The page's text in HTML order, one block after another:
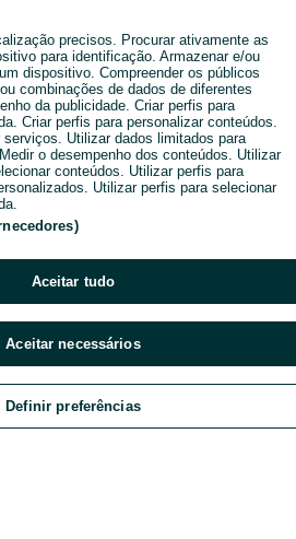
Vender Chat
precisos. Procurar ativamente as
para identificação. Armazenar e/ou
dispositivo. Compreender os públicos
combinações de dados de diferentes
da publicidade. Criar perfis para
Criar perfis para personalizar conteúdos.
serviços. Utilizar dados limitados para
o desempenho dos conteúdos. Utilizar
conteúdos. Utilizar perfis para
Utilizar perfis para selecionar
Aceitar tudo
Aceitar necessários
Definir preferências